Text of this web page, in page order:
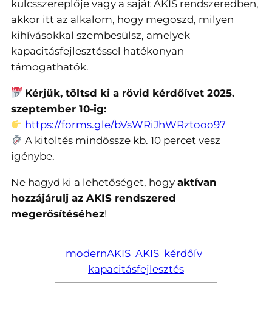
kulcsszereplője vagy a saját AKIS rendszeredben,
akkor itt az alkalom, hogy megoszd, milyen
kihívásokkal szembesülsz, amelyek
kapacitásfejlesztéssel hatékonyan
támogathatók.
Kérjük, töltsd ki a rövid kérdőívet 2025.
szeptember 10-ig:
https://forms.gle/bVsWRiJhWRztooo97
A kitöltés mindössze kb. 10 percet vesz
igénybe.
Ne hagyd ki a lehetőséget, hogy aktívan
hozzájárulj az AKIS rendszered
megerősítéséhez!
modernAKIS AKIS kérdőív
kapacitásfejlesztés